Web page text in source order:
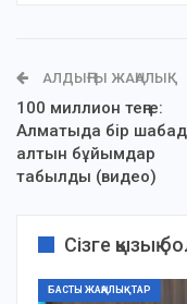
АЛДЫҢҒЫ ЖАҢАЛЫҚ
100 миллион теңге:
Алматыда бір
алтын бұйымдар
табылды (видео)
Сізге қызық
БАСТЫ ЖАҢАЛЫҚТАР